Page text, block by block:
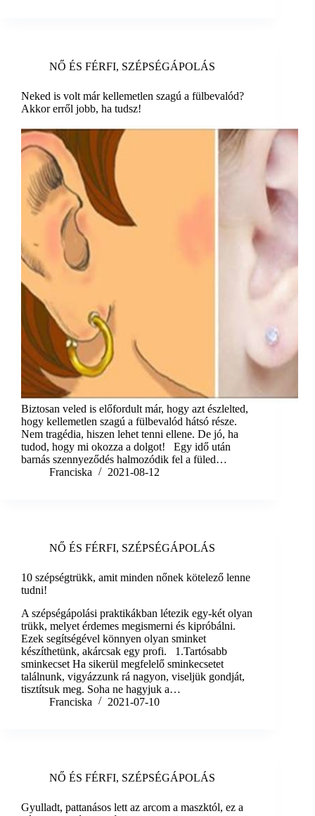
NŐ ÉS FÉRFI, SZÉPSÉGÁPOLÁS
Neked is volt már kellemetlen szagú a fülbevalód?
Akkor erről jobb, ha tudsz!
Biztosan veled is előfordult már, hogy azt észlelted,
hogy kellemetlen szagú a fülbevalód hátsó része.
Nem tragédia, hiszen lehet tenni ellene. De jó, ha
tudod, hogy mi okozza a dolgot! Egy idő után
barnás szennyeződés halmozódik fel a füled…
Franciska
2021-08-12
NŐ ÉS FÉRFI, SZÉPSÉGÁPOLÁS
10 szépségtrükk, amit minden nőnek kötelező lenne
tudni!
A szépségápolási praktikákban létezik egy-két olyan
trükk, melyet érdemes megismerni és kipróbálni.
Ezek segítségével könnyen olyan sminket
készíthetünk, akárcsak egy profi. 1.Tartósabb
sminkecset Ha sikerül megfelelő sminkecsetet
találnunk, vigyázzunk rá nagyon, viseljük gondját,
tisztítsuk meg. Soha ne hagyjuk a…
Franciska
2021-07-10
NŐ ÉS FÉRFI, SZÉPSÉGÁPOLÁS
Gyulladt, pattanásos lett az arcom a maszktól, ez a